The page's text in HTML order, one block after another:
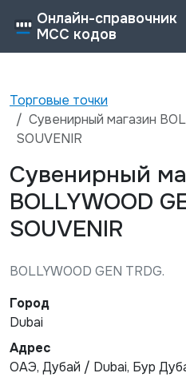
Онлайн-справочник
MCC кодов
Торговые точки
Сувенирный магазин
SOUVENIR
Сувенирный
BOLLYWOOD
SOUVENIR
BOLLYWOOD GEN TRDG.
Город
Dubai
Адрес
ОАЭ, Дубай / Dubai, Бур